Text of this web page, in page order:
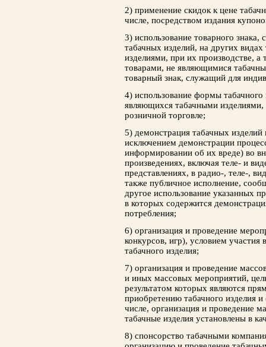
2) применение скидок к цене
числе, посредством издания
3) использование товарного
табачных изделий, на других
изделиями, при их производстве, а
товарами, не являющимися
товарный знак, служащий для
4) использование формы табачного
являющихся табачными
розничной торговле;
5) демонстрация табачных изделий
исключением демонстрации
информировании об их вреде) во
произведениях, включая теле- и
представлениях, в радио-, теле-,
также публичное исполнение,
другое использование указанных
в которых содержится
потребления;
6) организация и проведение
конкурсов, игр), условием участия
табачного изделия;
7) организация и проведение
и иных массовых мероприятий,
результатом которых являются
приобретению табачного изделия
числе, организация и проведение
табачные изделия установлены в
8) спонсорство табачными